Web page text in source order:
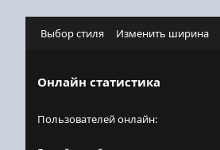
Выбор стиля Изменить ширина
Онлайн статистика
Пользователей онлайн